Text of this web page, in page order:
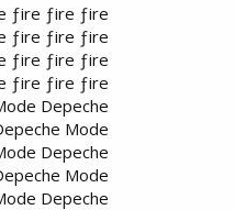
ƒire ƒire ƒire
ƒire ƒire ƒire
ƒire ƒire ƒire
ƒire ƒire ƒire
Depeche
Mode
Depeche
Mode
Depeche